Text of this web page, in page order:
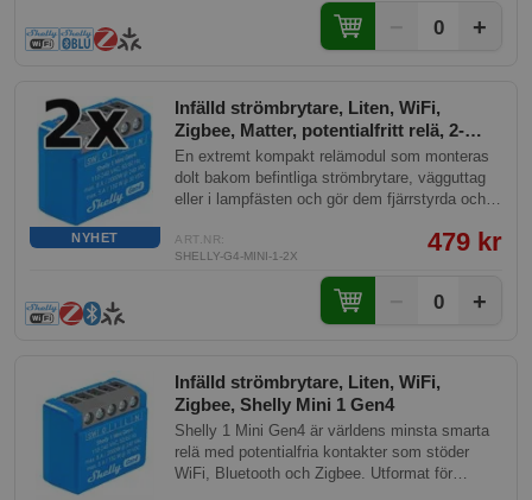
lampor, fläktar, pumpar och liknande enheter.
0 +
Infälld strömbrytare, Liten, WiFi,
Zigbee, Matter, potentialfritt relä, 2-
pack, Shelly 1 Mini Gen4
NYHET
En extremt kompakt relämodul som monteras
dolt bakom befintliga strömbrytare, vägguttag
eller i lampfästen och gör dem fjärrstyrda och
belysning, fläktar, garagedörrar,
bevattningssystem och andra elektriska
enheter. Tack vare potentialfria kontakter kan
den även styra lågspänningskretsar och
kontaktorer utan direkt spänning på utgången.
separat nav vid WiFi-användning. Paketet
innehåller två enheter — perfekt för dig som vill
smarta till flera rum eller installationer på en
gång.
ART.NR:
SHELLY-G4-MINI-1-2X
479 kr
0 +
Infälld strömbrytare, Liten, WiFi,
Zigbee, Shelly Mini 1 Gen4
Shelly 1 Mini Gen4 är världens minsta smarta
relä med potentialfria kontakter som stöder
WiFi, Bluetooth och Zigbee. Utformat för